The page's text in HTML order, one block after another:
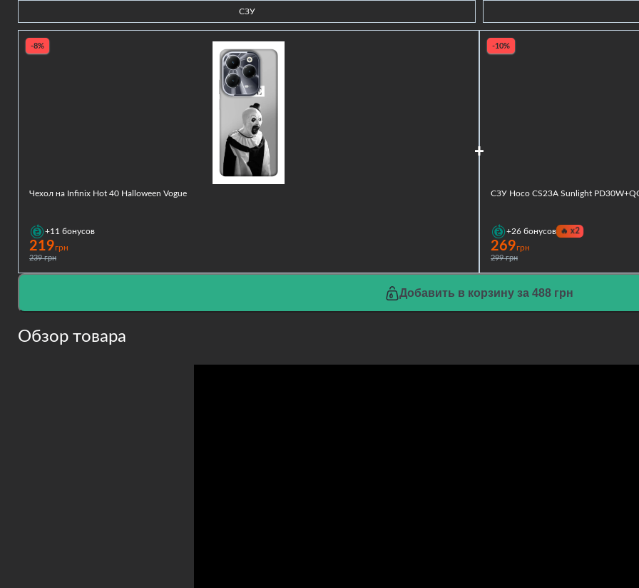
СЗУ
-8%
Чехол на Infinix Hot 40 Halloween Vogue
+11 бонусов
219грн
239 грн
-10%
СЗУ Hoco CS23A Sunlight
+26 бонусов 🔥x2
269грн
299 грн
Добавить в корзину за 488 грн
Обзор товара